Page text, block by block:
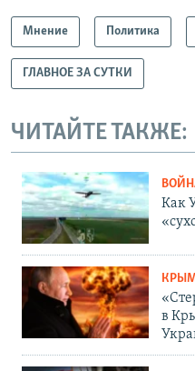
Мнение Политика
ГЛАВНОЕ ЗА СУТКИ
ЧИТАЙТЕ ТАКЖЕ:
Как
в